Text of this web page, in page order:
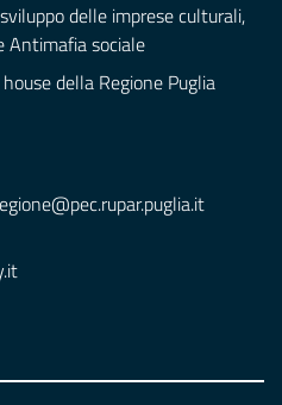
delle imprese culturali,
Antimafia sociale
della Regione Puglia